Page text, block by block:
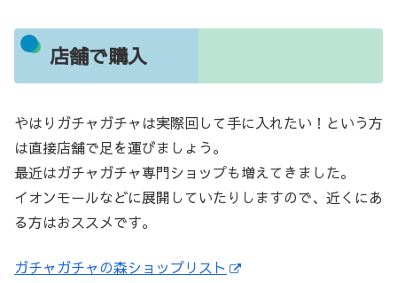
店舗で購入
やはりガチャガチャは実際回して手に入れたい！という方
は直接店舗で足を運びましょう。
最近はガチャガチャ専門ショップも増えてきました。
イオンモールなどに展開していたりしますので、近くにあ
る方はおススメです。
ガチャガチャの森ショップリスト